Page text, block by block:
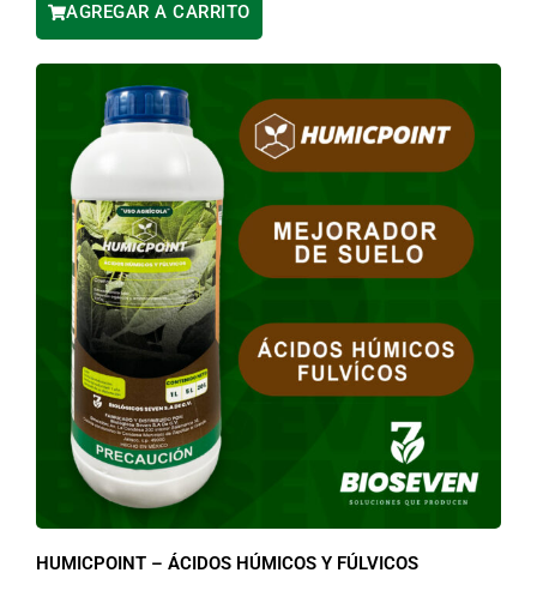
AGREGAR A CARRITO
HUMICPOINT – ÁCIDOS HÚMICOS Y FÚLVICOS